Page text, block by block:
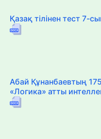
Қазақ тілінен тест 7-
Абай Құнанбаевтың
«Логика» атты